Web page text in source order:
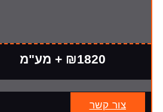
₪1820 + מע"מ
צור קשר